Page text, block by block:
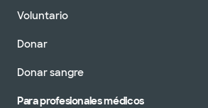
Voluntario
Donar
Donar sangre
Para profesionales médicos